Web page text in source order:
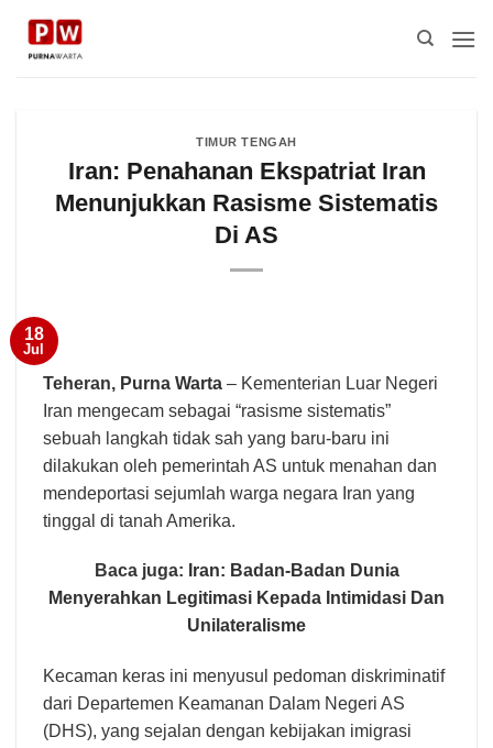
TIMUR TENGAH
Iran: Penahanan Ekspatriat Iran
Menunjukkan Rasisme Sistematis
Di AS
18
Jul
Teheran, Purna Warta – Kementerian Luar Negeri
Iran mengecam sebagai “rasisme sistematis”
sebuah langkah tidak sah yang baru-baru ini
dilakukan oleh pemerintah AS untuk menahan dan
mendeportasi sejumlah warga negara Iran yang
tinggal di tanah Amerika.
Baca juga: Iran: Badan-Badan Dunia
Menyerahkan Legitimasi Kepada Intimidasi Dan
Unilateralisme
Kecaman keras ini menyusul pedoman diskriminatif
dari Departemen Keamanan Dalam Negeri AS
(DHS), yang sejalan dengan kebijakan imigrasi